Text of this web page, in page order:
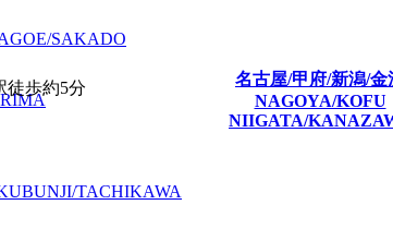
SAKADO
TACHIKAWA
名古屋/甲府/新潟/金
NAGOYA/KOFU
NIIGATA/
徒歩約5分